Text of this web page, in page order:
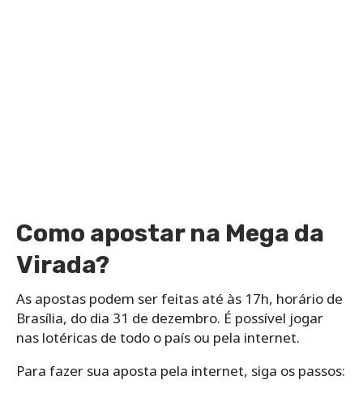
Como apostar na Mega da
Virada?
As apostas podem ser feitas até às 17h, horário de
Brasília, do dia 31 de dezembro. É possível jogar
nas lotéricas de todo o país ou pela internet.
Para fazer sua aposta pela internet, siga os passos: